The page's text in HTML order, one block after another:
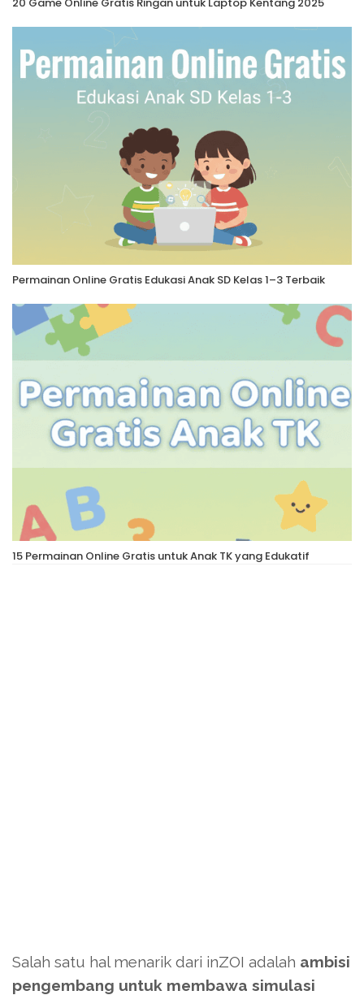
Permainan Online Gratis Edukasi Anak SD Kelas 1–3 Terbaik
15 Permainan Online Gratis untuk Anak TK yang Edukatif
Salah satu hal menarik dari inZOI adalah ambisi
pengembang untuk membawa simulasi